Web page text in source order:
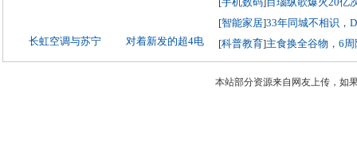
长虹空调与苏宁 对着新发的超4电
[智能家居]33年同城不相识，
[科普教育]主食换全谷物，6
本站部分资源来自网友上传，如